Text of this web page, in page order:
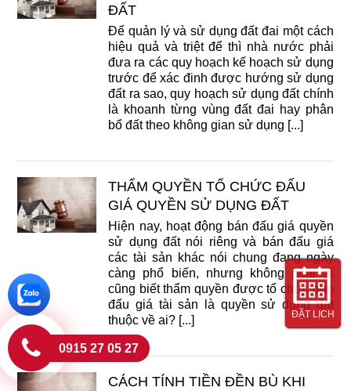
ĐẤT
Để quản lý và sử dụng đất đai một cách
hiệu quả và triệt để thì nhà nước phải
đưa ra các quy hoạch kế hoạch sử dụng
trước để xác đinh được hướng sử dụng
đất ra sao, quy hoạch sử dụng đất chính
là khoanh từng vùng đất đai hay phân
bổ đất theo không gian sử dụng [...]
THẨM QUYỀN TỔ CHỨC ĐẤU
GIÁ QUYỀN SỬ DỤNG ĐẤT
Hiện nay, hoạt động bán đấu giá quyền
sử dụng đất nói riêng và bán đấu giá
các tài sản khác nói chung đang ngày
càng phổ biến, nhưng không phải ai
cũng biết thẩm quyền được tổ chức bán
đấu giá tài sản là quyền sử dụng đất
thuộc về ai? [...]
CÁCH TÍNH TIỀN ĐỀN BÙ KHI
ĐẶT LỊCH
0915 27 05 27